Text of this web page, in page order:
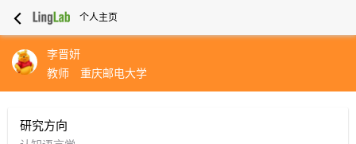
个人主页
李晋妍
教师
重庆邮电大学
研究方向